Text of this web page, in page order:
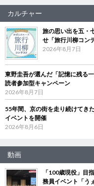
カルチャー
旅の思い出を五・
せ「旅行川柳コン
2026年8月7日
東野圭吾が選んだ「記憶に残る
読者参加型キャンペーン
2026年8月7日
55年間、京の街を走り続けて
イベントを開催
2026年8月6日
動画
「100歳現役」
務員イベント「う